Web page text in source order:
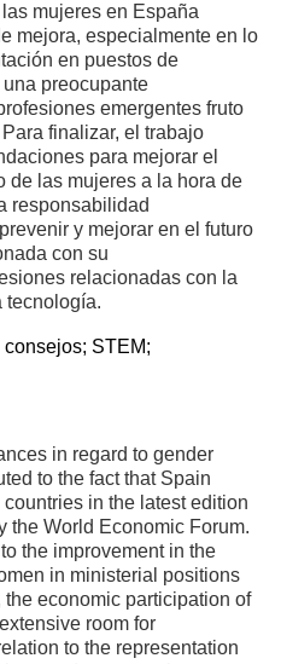
mujeres en España
mejora, especialmente en lo
en puestos de
preocupante
emergentes fruto
finalizar, el trabajo
para mejorar el
de las mujeres a la hora de
responsabilidad
y mejorar en el futuro
con su
relacionadas con la
tecnología.
consejos; STEM;
in regard to gender
to the fact that Spain
in the latest edition
the World Economic Forum.
the improvement in the
in ministerial positions
economic participation of
room for
to the representation